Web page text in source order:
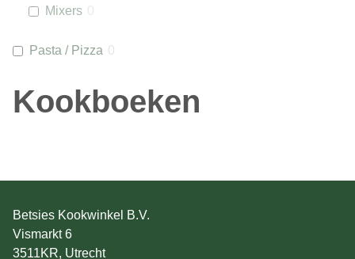
Mixers
Pasta / Pizza 0
Kookboeken
Betsies Kookwinkel B.V.
Vismarkt 6
3511KR, Utrecht